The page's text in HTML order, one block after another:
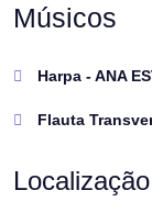
Músicos
Harpa - ANA
Flauta